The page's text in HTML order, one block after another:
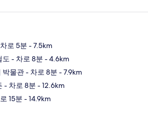
로 5분 - 7.5km
도 - 차로 8분 - 4.6km
박물관- 차로 8분 - 7.9km
- 차로 8분 - 12.6km
15분 - 14.9km